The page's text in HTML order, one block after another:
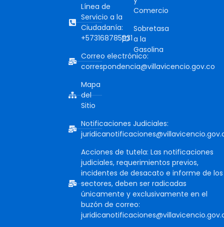
Línea de
Servicio a la
Ciudadanía:
+573168785931
Correo electrónico:
correspondencia@villavicencio.gov.co
Mapa
del
Sitio
Notificaciones Judiciales:
Acciones de tutela: Las notificaciones
judiciales, requerimientos previos,
incidentes de desacato e informe de los
sectores, deben ser radicadas
únicamente y exclusivamente en el
buzón de correo:
Comercio
Sobretasa
a la
Gasolina